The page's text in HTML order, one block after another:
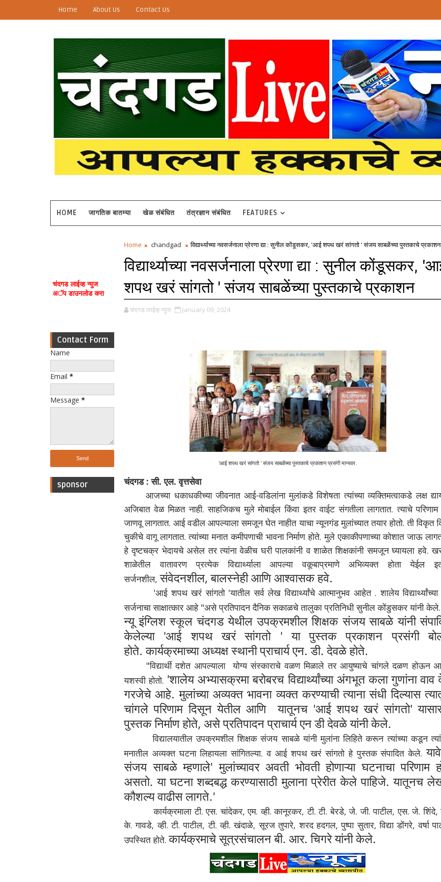
Home About Us Contact Us
HOME जागतिक बातम्या खेळ संबंधित तंत्रज्ञान संबंधित FEATURES
चंदगड लाईव्ह न्युज
अॅप डाउनलोड करा
Contact Form
Name
Email *
Message *
sponsor
Home chandgad विद्यार्थ्याच्या नवसर्जनाला प्रेरणा द्या : सुनील कोंडूसकर, 'आई शपथ खरं सांगतो ' संजय साबळेंच्या पुस्तकाचे प्रकाशन
विद्यार्थ्याच्या नवसर्जनाला प्रेरणा द्या : सुनील कोंडूसकर,
शपथ खरं सांगतो ' संजय साबळेंच्या पुस्तकाचे प्रकाशन
चंदगड लाईव्ह न्युज January 09, 2024
'आई शपथ खरं सांगतो ' संजय साबळेंच्या पुस्तकाचे प्रकाशन प्रसंगी मान्यवर.
चंदगड : सी. एल. वृत्तसेवा
आजच्या धकाधकीच्या जीवनात आई-वडिलांना मुलांकडे विशेषता त्यांच्या व्यक्तिमत्वाकडे लक्ष
अजिबात वेळ मिळत नाही. साहजिकच मुले मोबाईल किंवा इतर वाईट संगतीला लागतात. त्याचे
जाणवू लागतात. आई वडील आपल्याला समजून घेत नाहीत याचा न्यूनगंड मुलांच्यात तयार होतो. ती विकृत
चुकीचे वागू लागतात. त्यांच्या मनात कमीपणाची भावना निर्माण होते. मुले एकाकीपणाच्या कोशात जाऊ
हे दृष्टचक्र भेदायचे असेल तर त्यांना वेळीच घरी पालकांनी व शाळेत शिक्षकांनी समजून घ्यायला हवे.
शाळेतील वातावरण प्रत्येक विद्यार्थ्याला आपल्या वकूबाप्रमाणे अभिव्यक्त होता येईल
सर्जनशील,संवेदनशील,बालस्नेही आणि आश्वासक हवे.
'आई शपथ खरं सांगतो 'यातील सर्व लेख विद्यार्थ्यांचे आत्मानुभव आहेत . शालेय
सर्जनाचा साक्षात्कार आहे "असे प्रतिपादन दैनिक सकाळचे तालुका प्रतिनिधी सुनील कोंडुसकर यांनी
न्यू इंग्लिश स्कूल चंदगड येथील उपक्रमशील शिक्षक संजय साबळे यांनी
केलेल्या 'आई शपथ खरं सांगतो ' या पुस्तक प्रकाशन प्रसंगी
होते.कार्यक्रमाच्या अध्यक्ष स्थानी प्राचार्य एन. डी. देवळे होते.
"विद्यार्थी दशेत आपल्याला योग्य संस्काराचे वळण मिळाले तर आयुष्याचे चांगले दळण होऊन
यशस्वी होतो. 'शालेय अभ्यासक्रमा बरोबरच विद्यार्थ्यांच्या अंगभूत कला गुणांना वाव
गरजेचे आहे.मुलांच्या अव्यक्त भावना व्यक्त करण्याची त्याना संधी दिल्यास
चांगले परिणाम दिसून येतील आणि यातूनच 'आई शपथ खरं सांगतो'
पुस्तक निर्माण होते, असे प्रतिपादन प्राचार्य एन डी देवळे यांनी केले.
विद्यालयातील उपक्रमशील शिक्षक संजय साबळे यांनी मुलांना लिहिते करून त्यांच्या कडून
मनातील अव्यक्त घटना लिहायला सांगितल्या. व आई शपथ खरं सांगतो हे पुस्तक संपादित केले.
संजय साबळे म्हणाले' मुलांच्यावर अवती भोवती होणाऱ्या घटनाचा परिणाम
असतो. या घटना शब्दबद्ध करण्यासाठी मुलाना प्रेरीत केले पाहिजे. यातूनच
कौशल्य वाढीस लागते.'
कार्यक्रमाला टी. एस. चांदेकर, एम. व्ही. कानूरकर, टी. टी. बेरडे, जे. जी. पाटील, एस. जे. शिंदे,
के. गावडे, व्ही. टी. पाटील, टी. व्ही. खंदाळे, सूरज तुपारे, शरद हदगल, पुष्पा सुतार, विद्या डोंगरे, वर्षा
उपस्थित होते.कार्यक्रमाचे सूत्रसंचालन बी. आर. चिगरे यांनी केले.